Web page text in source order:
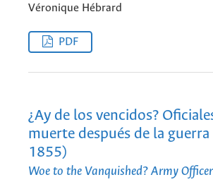
Véronique Hébrard
PDF
¿Ay de los vencidos?
muerte después de la
1855)
Woe to the Vanquished? Army